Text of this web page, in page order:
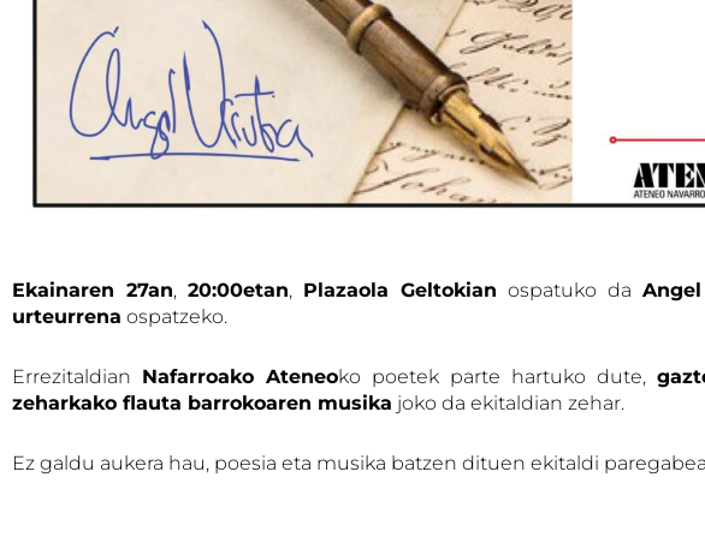
Ekainaren 27an, 20:00etan, Plazaola Geltokian ospatuko da
urteurrena ospatzeko.
Errezitaldian Nafarroako Ateneoko poetek parte hartuko dute,
zeharkako flauta barrokoaren musika joko da ekitaldian zehar.
Ez galdu aukera hau, poesia eta musika batzen dituen ekitaldi